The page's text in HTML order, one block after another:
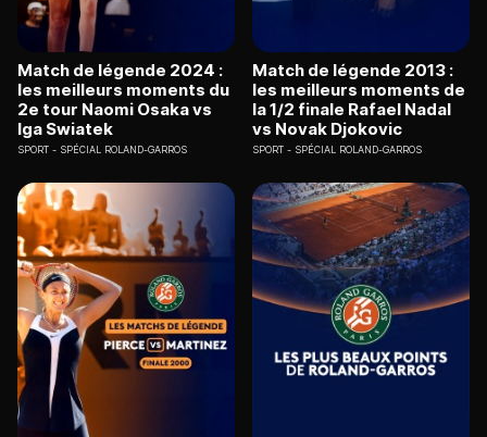
Match de légende 2024 :
les meilleurs moments du
2e tour Naomi Osaka vs
Iga Swiatek
SPORT SPÉCIAL ROLAND-GARROS
Match de légende 2013 :
les meilleurs moments de
la 1/2 finale Rafael Nadal
vs Novak Djokovic
SPORT SPÉCIAL ROLAND-GARROS